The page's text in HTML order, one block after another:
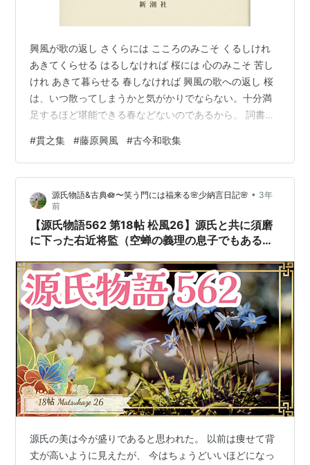
興風が歌の返し さくらには こころのみこそ くるしけれ
あきてくらせる はるしなければ 桜には 心のみこそ 苦し
けれ あきて暮らせる 春しなければ 興風の歌への返し 桜
は、いつ散ってしまうかと気がかりでならない。十分満
足するほど堪能できる春などないのであるから。 詞書に
の歌は貫之集には採録されていません。このブログのベ
ースとしている『土佐日記 貫之集』（木村正中 校注）に
は、興風集採録の 見てかへる 心あかねば 桜花 咲けるあ
たりは 宿やからまし ではとの記載があり、ネット検索す
ると古今和歌集（巻第七「賀歌」 第351番）採録の いた
づらに 過…
#貫之集 #藤原興風 #古今和歌集
源氏物語&古典🪷〜笑う門には福来る🌸少納言日記🌸 • 3年
前
【源氏物語562 第18帖 松風26】源氏と共に須磨
に下った右近将監（空蝉の義理の息子でもある）
た。源氏の太刀をとりにきた折 明石の上に挨拶を
交わす。
源氏の美は今が盛りであると思われた。 以前は痩せて背
丈が高いように見えたが、 今はちょうどいいほどになっ